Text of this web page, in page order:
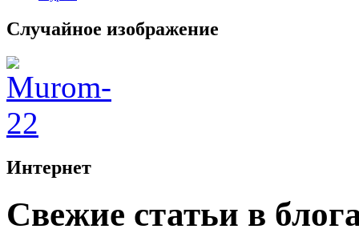
Случайное изображение
Интернет
Свежие статьи в